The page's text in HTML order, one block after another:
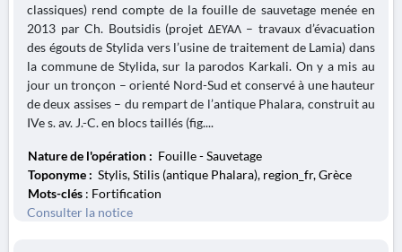
classiques) rend compte de la fouille de sauvetage menée en
2013 par Ch. Boutsidis (projet ΔΕΥΑΛ – travaux d’évacuation
des égouts de Stylida vers l’usine de traitement de Lamia) dans
la commune de Stylida, sur la parodos Karkali. On y a mis au
jour un tronçon – orienté Nord-Sud et conservé à une hauteur
de deux assises – du rempart de l’antique Phalara, construit au
IVe s. av. J.-C. en blocs taillés (fig....
Nature de l'opération : Fouille - Sauvetage
Toponyme : Stylis, Stilis (antique Phalara), region_fr, Grèce
Mots-clés : Fortification
Consulter la notice